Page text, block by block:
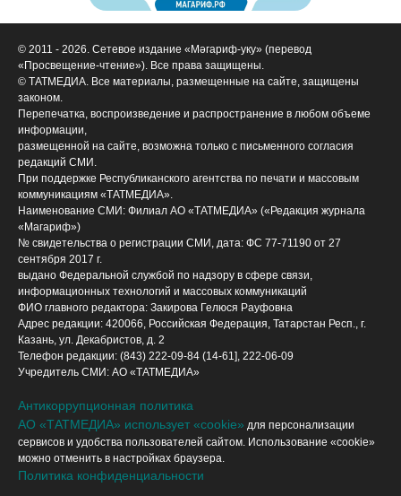
© 2011 - 2026. Сетевое издание «Мәгариф-уку» (перевод
«Просвещение-чтение»). Все права защищены.
© ТАТМЕДИА. Все материалы, размещенные на сайте, защищены
законом.
Перепечатка, воспроизведение и распространение в любом объеме
информации,
размещенной на сайте, возможна только с письменного согласия
редакций СМИ.
При поддержке Республиканского агентства по печати и массовым
коммуникациям «ТАТМЕДИА».
Наименование СМИ: Филиал АО «ТАТМЕДИА» («Редакция журнала
«Магариф»)
№ свидетельства о регистрации СМИ, дата: ФС 77-71190 от 27
сентября 2017 г.
выдано Федеральной службой по надзору в сфере связи,
информационных технологий и массовых коммуникаций
ФИО главного редактора: Закирова Гелюся Рауфовна
Адрес редакции: 420066, Российская Федерация, Татарстан Респ., г.
Казань, ул. Декабристов, д. 2
Телефон редакции: (843) 222-09-84 (14-61], 222-06-09
Учредитель СМИ: АО «ТАТМЕДИА»
Антикоррупционная политика
АО «ТАТМЕДИА» использует «cookie» для персонализации
сервисов и удобства пользователей сайтом. Использование «cookie»
можно отменить в настройках браузера.
Политика конфиденциальности